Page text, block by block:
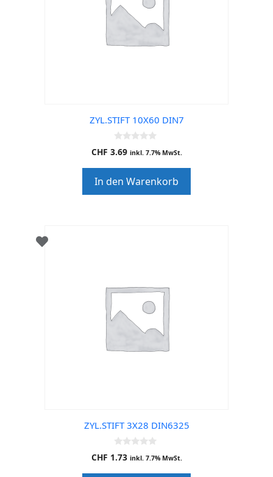
ZYL.STIFT 10X60 DIN7
0
o
o
f
5
CHF 3.69 inkl. 7.7% MwSt.
In den Warenkorb
ZYL.STIFT 3X28 DIN6325
0
o
CHF 1.73 inkl. 7.7% MwSt.